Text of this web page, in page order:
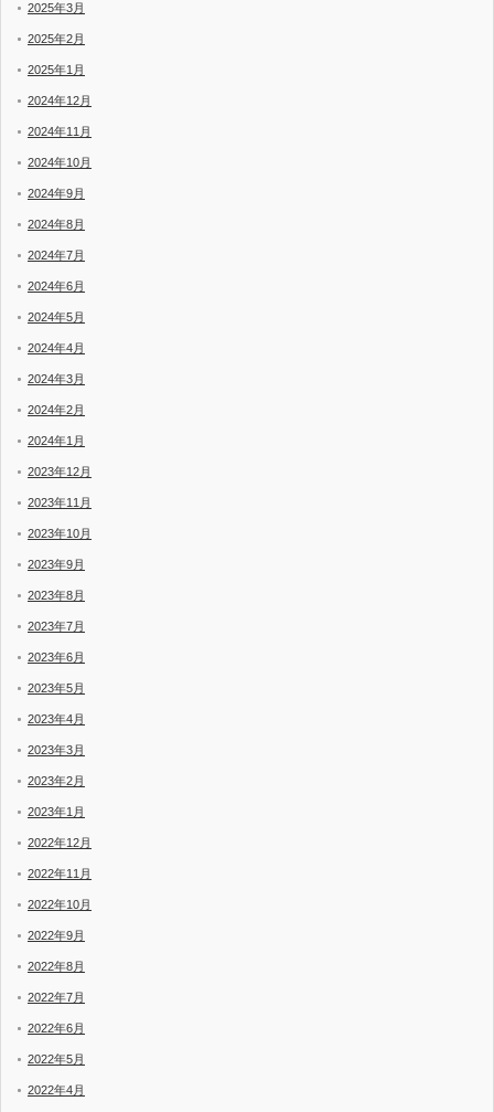
2025年3月
2025年2月
2025年1月
2024年12月
2024年11月
2024年10月
2024年9月
2024年8月
2024年7月
2024年6月
2024年5月
2024年4月
2024年3月
2024年2月
2024年1月
2023年12月
2023年11月
2023年10月
2023年9月
2023年8月
2023年7月
2023年6月
2023年5月
2023年4月
2023年3月
2023年2月
2023年1月
2022年12月
2022年11月
2022年10月
2022年9月
2022年8月
2022年7月
2022年6月
2022年5月
2022年4月